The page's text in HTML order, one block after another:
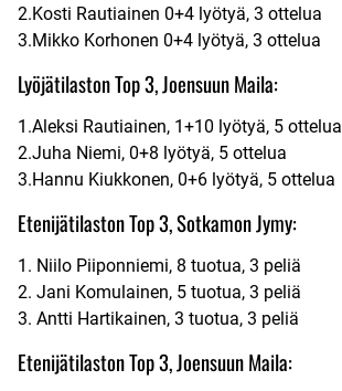
2.Kosti Rautiainen 0+4 lyötyä, 3 ottelua
3.Mikko Korhonen 0+4 lyötyä, 3 ottelua
Lyöjätilaston Top 3, Joensuun Maila:
1.Aleksi Rautiainen, 1+10 lyötyä, 5 ottelua
2.Juha Niemi, 0+8 lyötyä, 5 ottelua
3.Hannu Kiukkonen, 0+6 lyötyä, 5 ottelua
Etenijätilaston Top 3, Sotkamon Jymy:
1. Niilo Piiponniemi, 8 tuotua, 3 peliä
2. Jani Komulainen, 5 tuotua, 3 peliä
3. Antti Hartikainen, 3 tuotua, 3 peliä
Etenijätilaston Top 3, Joensuun Maila: